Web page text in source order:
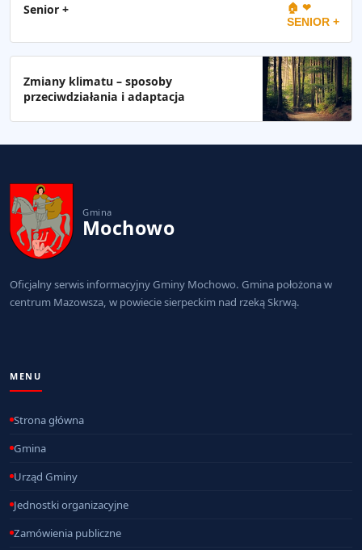
Senior + 🏠 ❤
SENIOR +
Zmiany klimatu – sposoby
przeciwdziałania i adaptacja
Gmina
Mochowo
Oficjalny serwis informacyjny Gminy Mochowo. Gmina położona w
centrum Mazowsza, w powiecie sierpeckim nad rzeką Skrwą.
MENU
Strona główna
Gmina
Urząd Gminy
Jednostki organizacyjne
Zamówienia publiczne